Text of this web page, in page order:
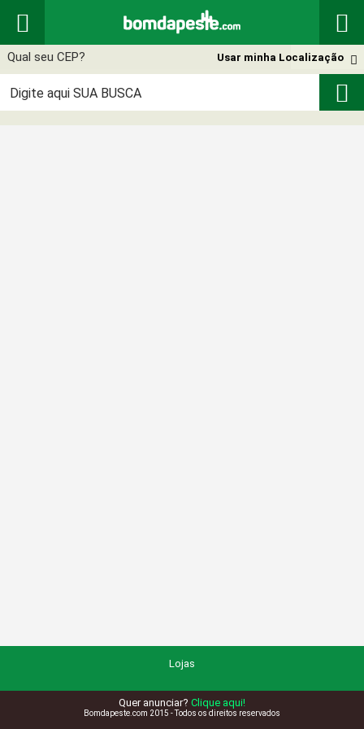
 

Usar minha Localização

Lojas
Quer anunciar? Clique aqui!
Bomdapeste.com 2015 - Todos os direitos reservados